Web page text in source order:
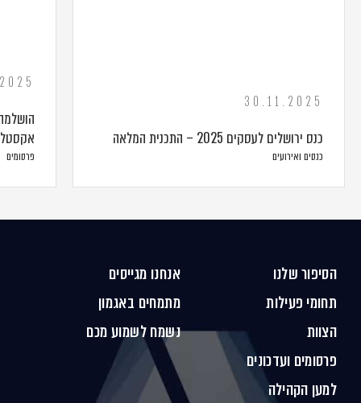
30.11.2025
כנס ירושלים לעסקים 2025 – התכנית המלאה
כנסים ואירועים פרסומים
הסיפור שלנו
תחומי פעילות
הצוות
פרסומים ועדכונים
למען הקהילה
אנחנו מגייסים
מתמחים באגמון
נשמח לשמוע מכם